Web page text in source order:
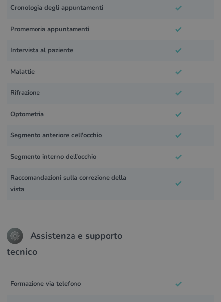
Cronologia degli appuntamenti
Promemoria appuntamenti
Intervista al paziente
Malattie
Rifrazione
Optometria
Segmento anteriore dell'occhio
Segmento interno dell'occhio
Raccomandazioni sulla correzione della
vista
Assistenza e supporto
tecnico
Formazione via telefono